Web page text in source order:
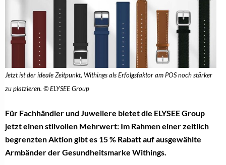
Jetzt ist der ideale Zeitpunkt, Withings als Erfolgsfaktor am POS noch stärker
zu platzieren. © ELYSEE Group
Für Fachhändler und Juweliere bietet die ELYSEE Group
jetzt einen stilvollen Mehrwert: Im Rahmen einer zeitlich
begrenzten Aktion gibt es 15 % Rabatt auf ausgewählte
Armbänder der Gesundheitsmarke Withings.